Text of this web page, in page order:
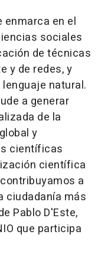
enmarca en el
sociales
de técnicas
y de redes, y
natural.
a generar
de la
y
científicas
científica
a
ciudadanía más
Pablo D'Este,
que participa